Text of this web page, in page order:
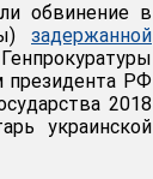
обвинение в
задержанной
президента РФ
2018
украинской